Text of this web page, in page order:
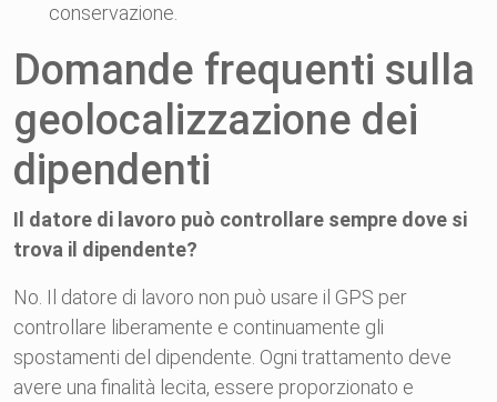
conservazione.
Domande frequenti sulla
geolocalizzazione dei
dipendenti
Il datore di lavoro può controllare sempre dove si
trova il dipendente?
No. Il datore di lavoro non può usare il GPS per
controllare liberamente e continuamente gli
spostamenti del dipendente. Ogni trattamento deve
avere una finalità lecita, essere proporzionato e